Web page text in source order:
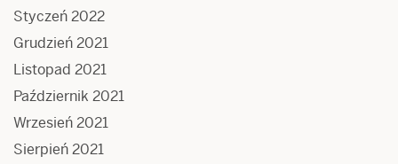
Styczeń 2022
Grudzień 2021
Listopad 2021
Październik 2021
Wrzesień 2021
Sierpień 2021